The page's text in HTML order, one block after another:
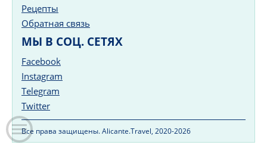
Рецепты
Обратная связь
МЫ В СОЦ. СЕТЯХ
Facebook
Instagram
Telegram
Twitter
Все права защищены. Alicante.Travel, 2020-2026